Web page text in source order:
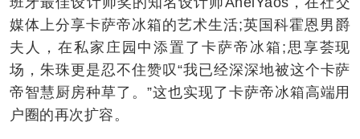
媒体上分享卡萨帝冰箱的艺术生活;英国科霍恩男爵
夫人，在私家庄园中添置了卡萨帝冰箱;思享荟现
场，朱珠更是忍不住赞叹“我已经深深地被这个卡萨
帝智慧厨房种草了。”这也实现了卡萨帝冰箱高端用
户圈的再次扩容。